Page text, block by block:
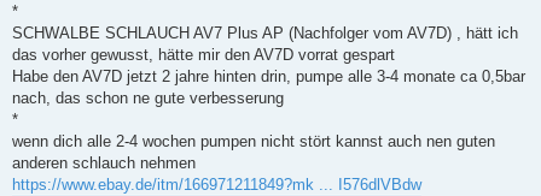
*
SCHWALBE SCHLAUCH AV7 Plus AP (Nachfolger vom AV7D) , hätt ich
das vorher gewusst, hätte mir den AV7D vorrat gespart
Habe den AV7D jetzt 2 jahre hinten drin, pumpe alle 3-4 monate ca 0,5bar
nach, das schon ne gute verbesserung
*
wenn dich alle 2-4 wochen pumpen nicht stört kannst auch nen guten
anderen schlauch nehmen
https://www.ebay.de/itm/166971211849?mk ... I576dlVBdw